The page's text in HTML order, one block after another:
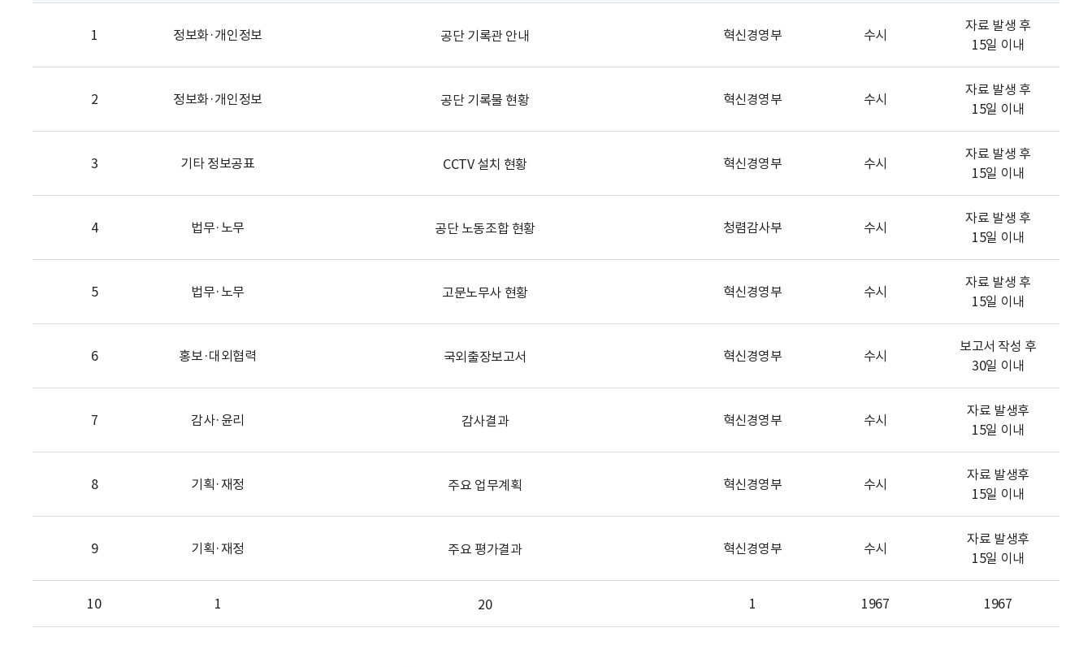
1 정보화·개인정보 공단 기록관 안내 혁신경영부 수시
자료 발생 후
15일 이내
2 정보화·개인정보 공단 기록물 현황 혁신경영부 수시
자료 발생 후
15일 이내
3 기타 정보공표 CCTV 설치 현황 혁신경영부 수시
자료 발생 후
15일 이내
4 법무·노무 공단 노동조합 현황 청렴감사부 수시
자료 발생 후
15일 이내
5 법무·노무 고문노무사 현황 혁신경영부 수시
자료 발생 후
15일 이내
6 홍보·대외협력 국외출장보고서 혁신경영부 수시
보고서 작성 후
30일 이내
7 감사·윤리 감사결과 혁신경영부 수시
자료 발생후
15일 이내
8 기획·재정 주요 업무계획 혁신경영부 수시
자료 발생후
15일 이내
9 기획·재정 주요 평가결과 혁신경영부 수시
자료 발생후
15일 이내
10 1 20 1 1967 1967